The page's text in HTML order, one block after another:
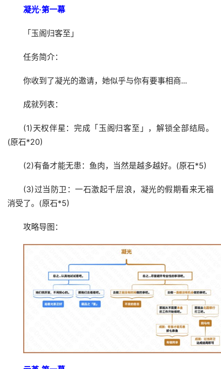
凝光·第一幕
「玉阁归客至」
任务简介：
你收到了凝光的邀请，她似乎与你有要事相商...
成就列表：
(1)天权伴星：完成「玉阁归客至」，解锁全部结局。
(原石*20)
(2)有备才能无患：鱼肉，当然是越多越好。(原石*5)
(3)过当防卫：一石激起千层浪，凝光的假期看来无福
消受了。(原石*5)
攻略导图：